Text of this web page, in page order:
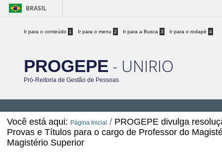
BRASIL
Ir para o conteúdo 1 Ir para o menu 2 Ir para a Busca 3 Ir para o rodapé 4
PROGEPE - UNIRIO
Pró-Reitoria de Gestão de Pessoas
Você está aqui: Página Inicial / PROGEPE divulga
Provas e Títulos para o cargo de Professor do
Magistério Superior